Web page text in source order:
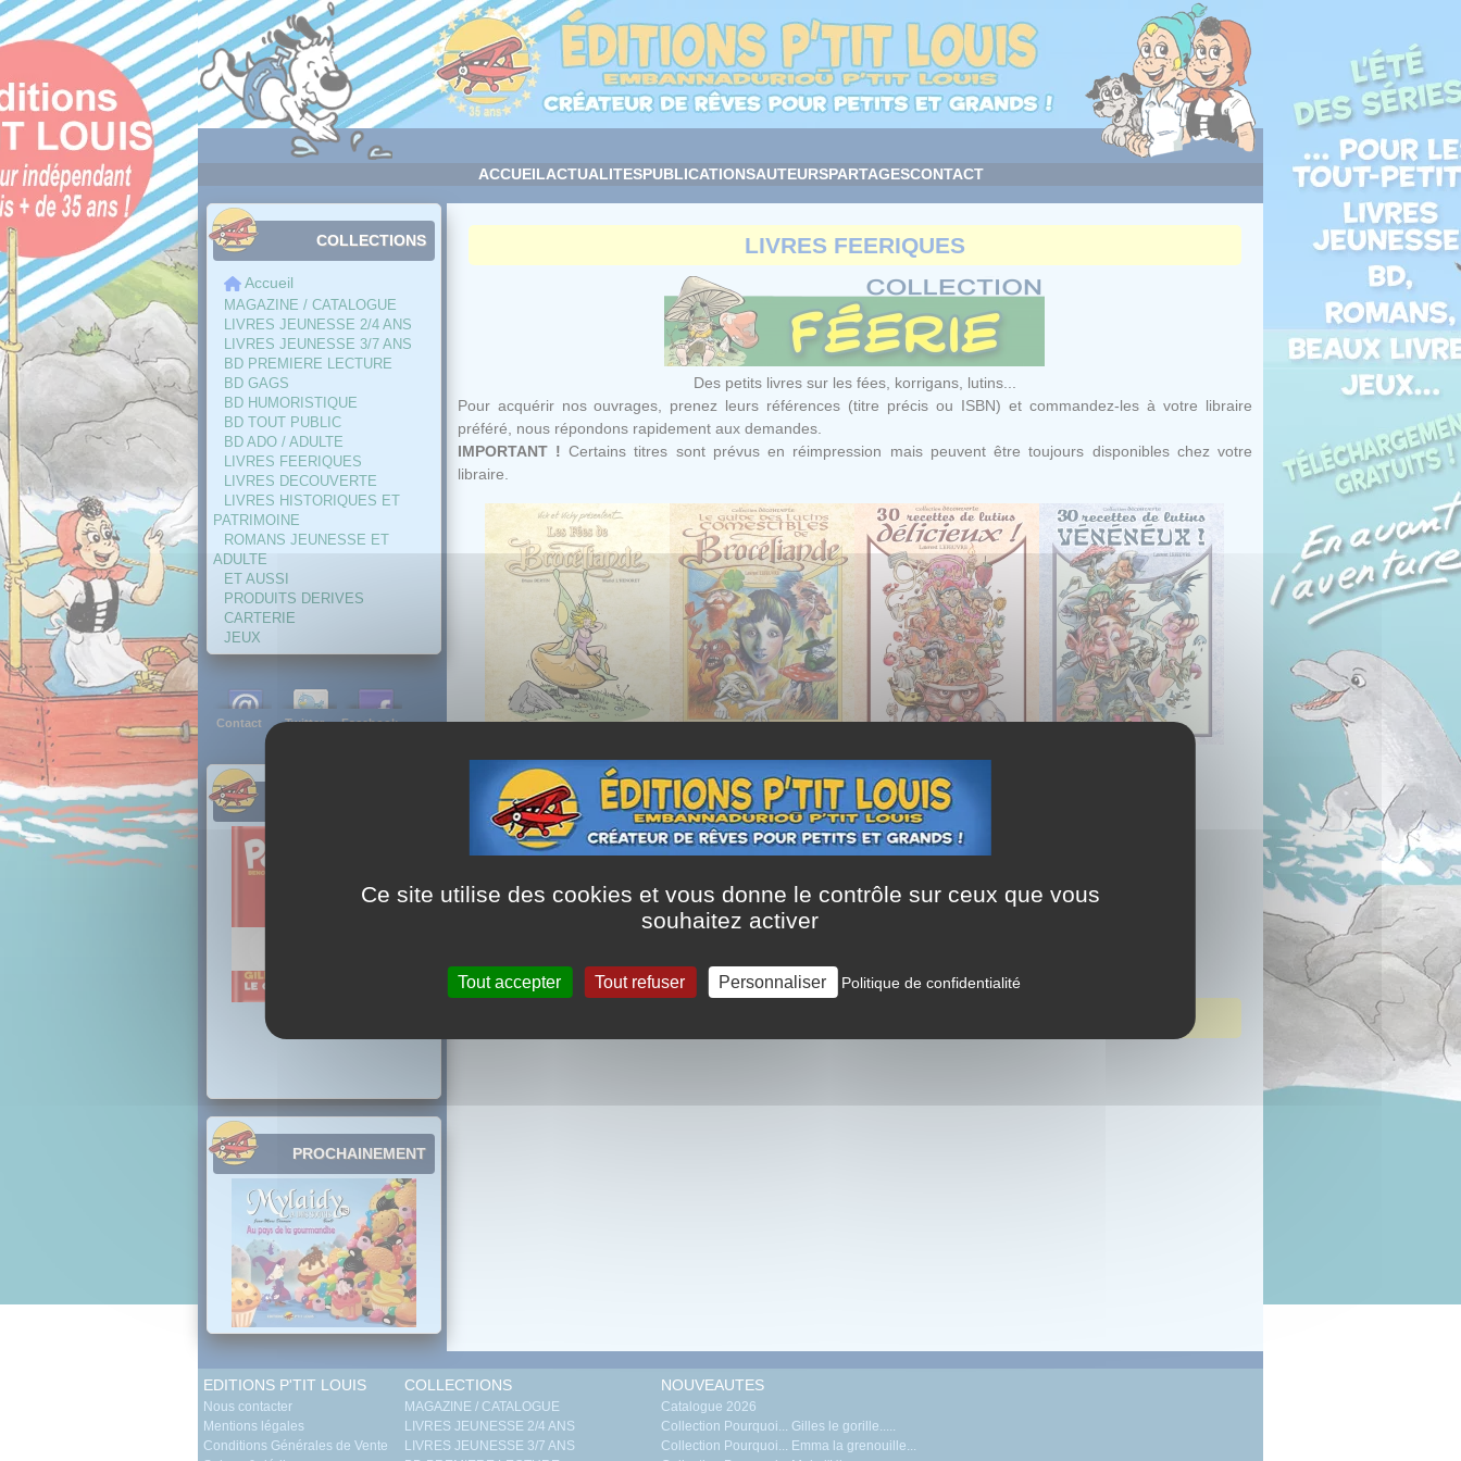
ACCUEILACTUALITESPUBLICATIONSAUTEURSPARTAGESCONTACT
COLLECTIONS
Accueil
MAGAZINE / CATALOGUE
LIVRES JEUNESSE 2/4 ANS
LIVRES JEUNESSE 3/7 ANS
BD PREMIERE LECTURE
BD GAGS
BD HUMORISTIQUE
BD TOUT PUBLIC
BD ADO / ADULTE
LIVRES FEERIQUES
LIVRES DECOUVERTE
LIVRES HISTORIQUES ET
PATRIMOINE
ROMANS JEUNESSE ET
ADULTE
ET AUSSI
PRODUITS DERIVES
CARTERIE
JEUX
Contact Twitter Facebook
PROCHAINEMENT
LIVRES FEERIQUES
Des petits livres sur les fées, korrigans, lutins...
Pour acquérir nos ouvrages, prenez leurs références (titre précis ou ISBN) et commandez-les à votre libraire
préféré, nous répondons rapidement aux demandes.
IMPORTANT ! Certains titres sont prévus en réimpression mais peuvent être toujours disponibles chez votre
libraire.
EDITIONS P'TIT LOUIS
Nous contacter
Mentions légales
Conditions Générales de Vente
COLLECTIONS
MAGAZINE / CATALOGUE
LIVRES JEUNESSE 2/4 ANS
LIVRES JEUNESSE 3/7 ANS
NOUVEAUTES
Catalogue 2026
Collection Pourquoi... Gilles le gorille.....
Collection Pourquoi... Emma la grenouille...
Panneau de gestion des cookies
Ce site utilise des cookies et vous donne le contrôle sur ceux que vous
souhaitez activer
Tout accepter Tout refuser Personnaliser Politique de confidentialité